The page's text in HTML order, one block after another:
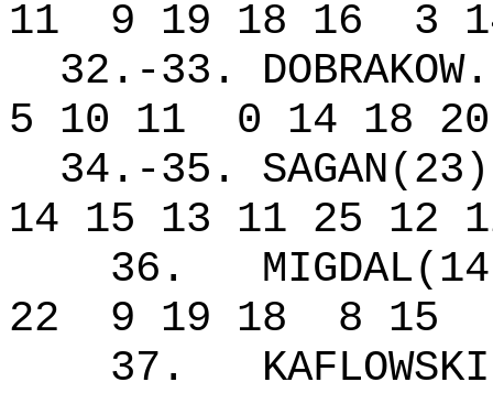
11 9 19 18 16
3
32.-33.
5 10 11
0 14 18 20
34.-35.
14 15 13 11 25 12
36.
22
9 19 18 8 15
37.